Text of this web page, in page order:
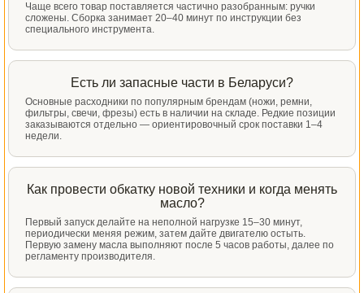
Чаще всего товар поставляется частично разобранным: ручки
сложены. Сборка занимает 20–40 минут по инструкции без
специального инструмента.
Есть ли запасные части в Беларуси?
Основные расходники по популярным брендам (ножи, ремни,
фильтры, свечи, фрезы) есть в наличии на складе. Редкие позиции
заказываются отдельно — ориентировочный срок поставки 1–4
недели.
Как провести обкатку новой техники и когда менять
масло?
Первый запуск делайте на неполной нагрузке 15–30 минут,
периодически меняя режим, затем дайте двигателю остыть.
Первую замену масла выполняют после 5 часов работы, далее по
регламенту производителя.